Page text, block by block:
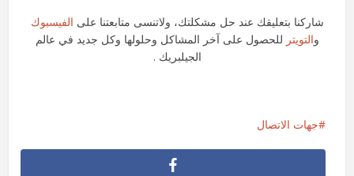
شاركنا بتعليقك عند حل مشكلتك، ولاتنسى متابعتنا على الفيسبوك
والتويتر للحصول على آخر المشاكل وحلولها وكل جديد في عالم
الجيلبريك .
جهات الاتصال